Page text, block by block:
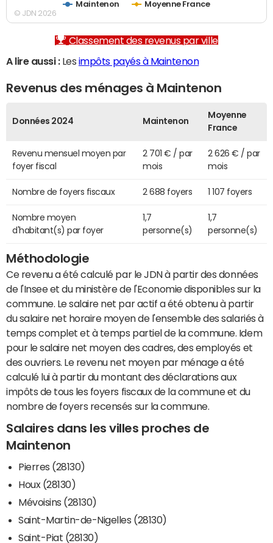
Maintenon Moyenne France
© JDN 2026
Classement des revenus par ville
A lire aussi :Les impôts payés à Maintenon
Revenus des ménages à Maintenon
Données 2024 Maintenon
Moyenne
France
Revenu mensuel moyen par
foyer fiscal
2 701 € / par
mois
2 626 € / par
mois
Nombre de foyers fiscaux 2 688 foyers 1 107 foyers
Nombre moyen
d'habitant(s) par foyer
1,7
personne(s)
1,7
personne(s)
Méthodologie
Ce revenu a été calculé par le JDN à partir des données
de l'Insee et du ministère de l'Economie disponibles sur la
commune. Le salaire net par actif a été obtenu à partir
du salaire net horaire moyen de l'ensemble des salariés à
temps complet et à temps partiel de la commune. Idem
pour le salaire net moyen des cadres, des employés et
des ouvriers. Le revenu net moyen par ménage a été
calculé lui à partir du montant des déclarations aux
impôts de tous les foyers fiscaux de la commune et du
nombre de foyers recensés sur la commune.
Salaires dans les villes proches de
Maintenon
Pierres (28130)
Houx (28130)
Mévoisins (28130)
Saint-Martin-de-Nigelles (28130)
Saint-Piat (28130)